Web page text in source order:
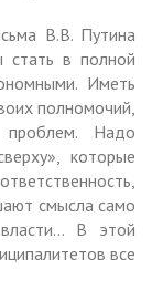
В.В. Путина
стать в полной
Иметь
полномочий,
проблем. Надо
которые
смысла само
власти… В этой
все